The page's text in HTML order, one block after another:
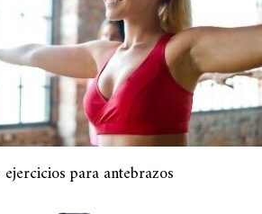
para antebrazos